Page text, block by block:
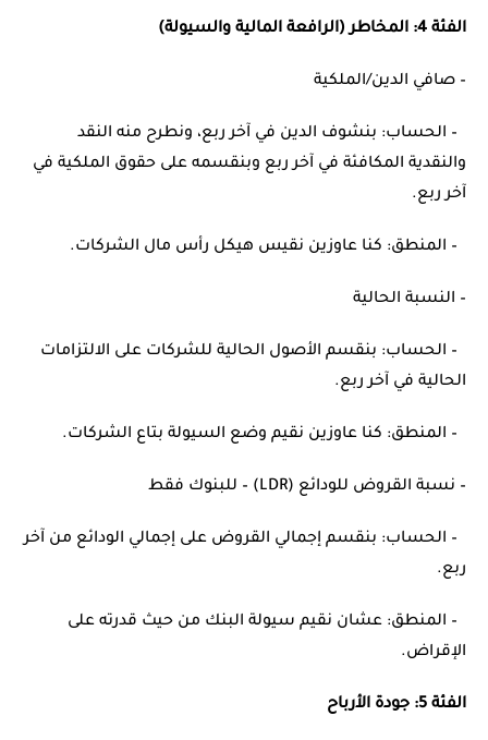
الفئة 4: المخاطر (الرافعة المالية والسيولة)
– صافي الدين/الملكية
– الحساب: بنشوف الدين في آخر ربع، ونطرح منه النقد
والنقدية المكافئة في آخر ربع وبنقسمه على حقوق الملكية في
آخر ربع.
– المنطق: كنا عاوزين نقيس هيكل رأس مال الشركات.
– النسبة الحالية
– الحساب: بنقسم الأصول الحالية للشركات على الالتزامات
الحالية في آخر ربع.
– المنطق: كنا عاوزين نقيم وضع السيولة بتاع الشركات.
– نسبة القروض للودائع (LDR) – للبنوك فقط
– الحساب: بنقسم إجمالي القروض على إجمالي الودائع من آخر
ربع.
– المنطق: عشان نقيم سيولة البنك من حيث قدرته على
الإقراض.
الفئة 5: جودة الأرباح